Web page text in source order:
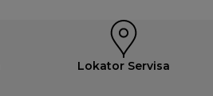
Lokator Servisa